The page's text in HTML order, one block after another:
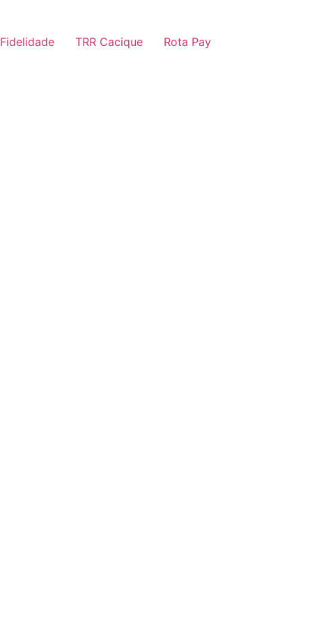
TRR Cacique Rota Pay